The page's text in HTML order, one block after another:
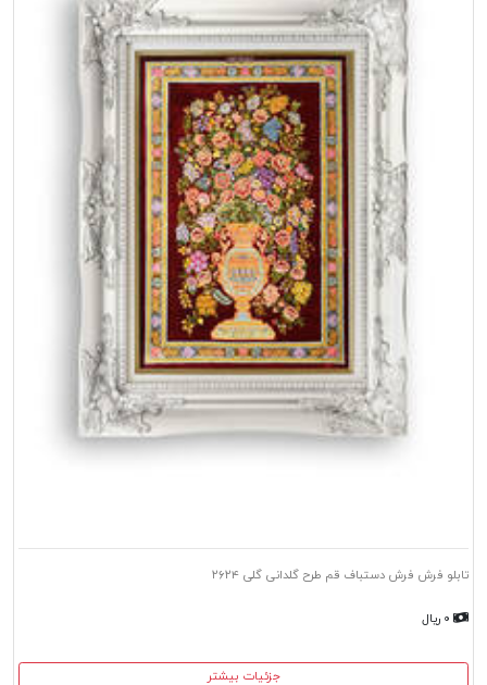
تابلو فرش فرش دستباف قم طرح گلدانی گلی ۲۶۲۴
جزئیات بیشتر